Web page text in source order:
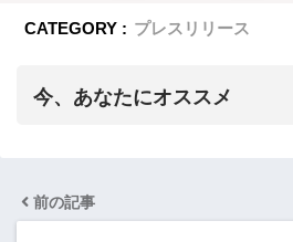
CATEGORY : プレスリリース
今、あなたにオススメ
前の記事